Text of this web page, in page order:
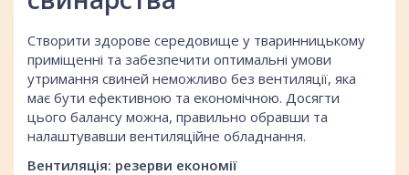
Створити здорове середовище у тваринницькому
приміщенні та забезпечити оптимальні умови
утримання свиней неможливо без вентиляції, яка
має бути ефективною та економічною. Досягти
цього балансу можна, правильно обравши та
налаштувавши вентиляційне обладнання.
Вентиляція: резерви економії